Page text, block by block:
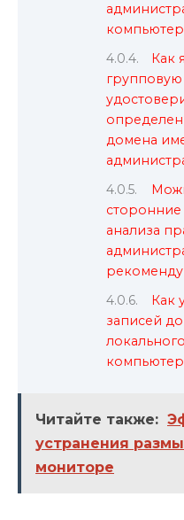
Как
групповую
домена
анализа
Как
записей
Читайте также:
устранения
мониторе